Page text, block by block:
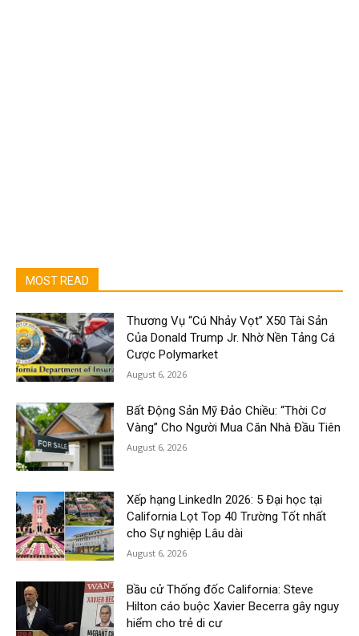
MOST READ
Thương Vụ “Cú Nhảy Vọt” X50 Tài Sản
Của Donald Trump Jr. Nhờ Nền Tảng Cá
Cược Polymarket
August 6, 2026
Bất Động Sản Mỹ Đảo Chiều: “Thời Cơ
Vàng” Cho Người Mua Căn Nhà Đầu Tiên
August 6, 2026
Xếp hạng LinkedIn 2026: 5 Đại học tại
California Lọt Top 40 Trường Tốt nhất
cho Sự nghiệp Lâu dài
August 6, 2026
Bầu cử Thống đốc California: Steve
Hilton cáo buộc Xavier Becerra gây nguy
hiểm cho trẻ di cư